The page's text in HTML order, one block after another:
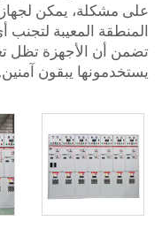
المنطقة المعيبة
تضمن أن الأجهزة تظل
يستخدمونها يبقون آمنين.